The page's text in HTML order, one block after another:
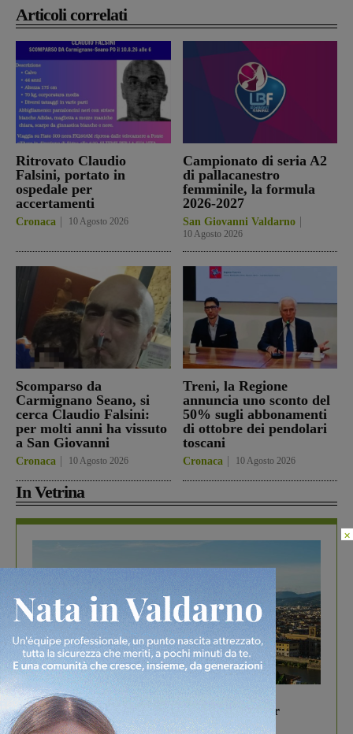
Articoli correlati
Ritrovato Claudio
Falsini, portato in
ospedale per
accertamenti
Cronaca 10 Agosto 2026
Campionato di seria A2
di pallacanestro
femminile, la formula
2026-2027
San Giovanni Valdarno
10 Agosto 2026
Scomparso da
Carmignano Seano, si
cerca Claudio Falsini:
per molti anni ha vissuto
a San Giovanni
Cronaca 10 Agosto 2026
Treni, la Regione
annuncia uno sconto del
50% sugli abbonamenti
di ottobre dei pendolari
toscani
Cronaca 10 Agosto 2026
In Vetrina
In vetrina 6 Agosto 2026
Gita di famiglia a Firenze: 5 idee per far
divertire i tuoi figli
×